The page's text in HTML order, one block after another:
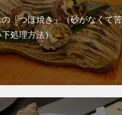
「つぼ焼き」（砂がなくて
処理方法）